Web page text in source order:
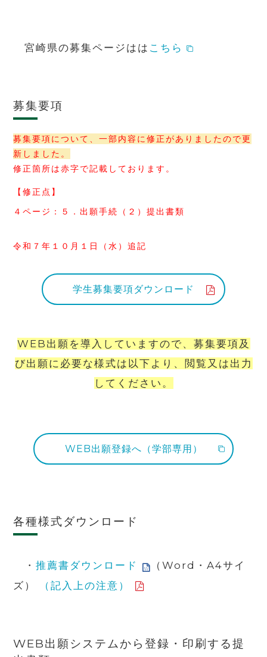
宮崎県の募集ページはは こちら
募集要項
募集要項について、一部内容に修正がありましたので更
新しました。
修正箇所は赤字で記載しております。
【修正点】
４ページ：５．出願手続（２）提出書類
令和７年１０月１日（水）追記
学生募集要項ダウンロード
WEB出願を導入していますので、募集要項及
び出願に必要な様式は以下より、閲覧又は出力
してください。
WEB出願登録へ（学部専用）
各種様式ダウンロード
・推薦書ダウンロード
（Word・A4サイ
ズ）
（記入上の注意）
WEB出願システムから登録・印刷する提